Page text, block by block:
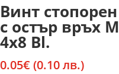
Винт стопорен
с остър връх М
4х8 Bl.
0.05€ (0.10 лв.)